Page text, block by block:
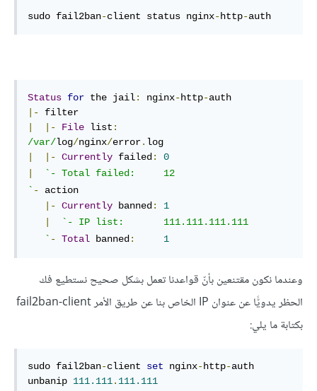
sudo fail2ban-client status nginx-http-auth
Status for the jail: nginx-http-
|-
|- File list :
/var/log/nginx/error.
|- Currently failed :
0
`
` - action
|- Currently banned :
1
` - IP list:       111.111.111.111
` - Total banned : 1
وعندما نكون مقتنعين بأنّ قواعدنا تعمل بشكل صحيح نستطيع فك
الحظر يدويًّا عن عنوان IP الخاص بنا عن طريق الأمر fail2ban-client
بكتابة ما يلي:
sudo fail2ban-client set nginx-http-auth
unbanip 111.111. 111.111